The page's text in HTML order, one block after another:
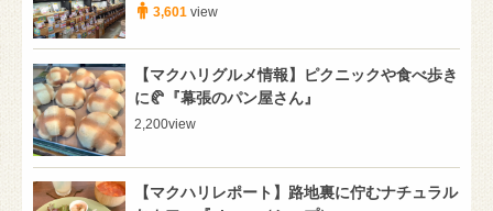
3,601 view
【マクハリグルメ情報】ピクニックや食べ歩き
に🥐『幕張のパン屋さん』
2,200view
【マクハリレポート】路地裏に佇むナチュラル